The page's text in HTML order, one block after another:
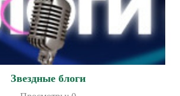
Звездные блоги